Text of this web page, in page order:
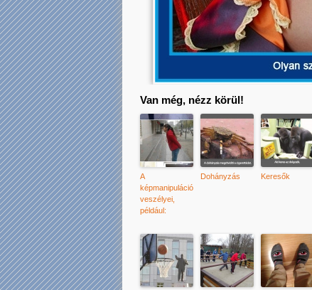
Van még, nézz körül!
A
képmanipuláció
veszélyei,
például:
Dohányzás Keresők